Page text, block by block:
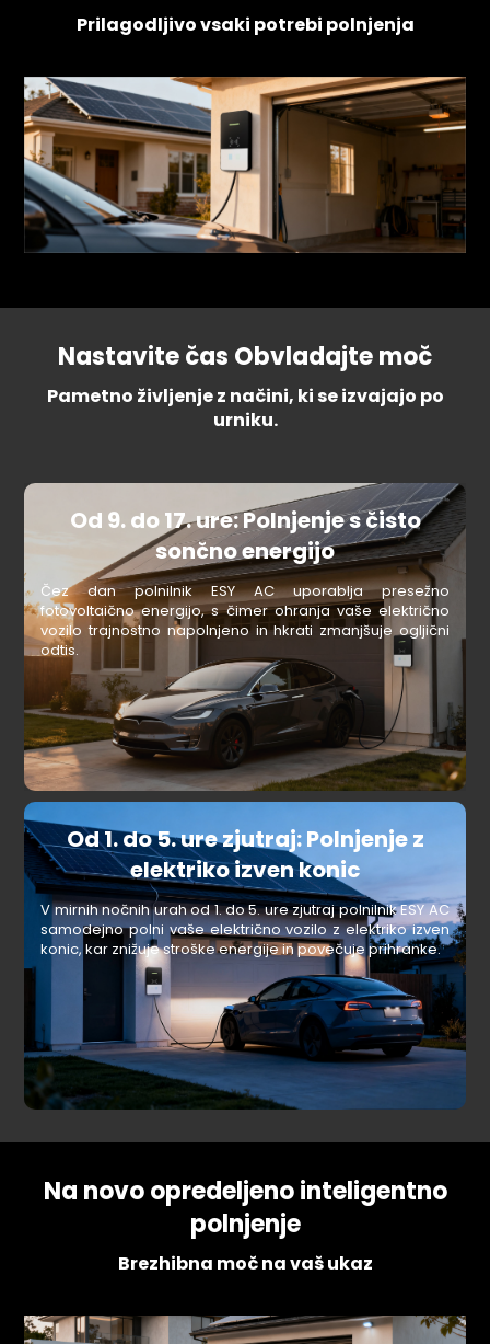
Prilagodljivo vsaki potrebi polnjenja
Nastavite čas Obvladajte moč
Pametno življenje z načini, ki se izvajajo po
urniku.
Od 9. do 17. ure: Polnjenje s čisto
sončno energijo
Čez dan polnilnik ESY AC uporablja presežno
fotovoltaično energijo, s čimer ohranja vaše električno
vozilo trajnostno napolnjeno in hkrati zmanjšuje ogljični
odtis.
Od 1. do 5. ure zjutraj: Polnjenje z
elektriko izven konic
V mirnih nočnih urah od 1. do 5. ure zjutraj polnilnik ESY AC
samodejno polni vaše električno vozilo z elektriko izven
konic, kar znižuje stroške energije in povečuje prihranke.
Na novo opredeljeno inteligentno
polnjenje
Brezhibna moč na vaš ukaz